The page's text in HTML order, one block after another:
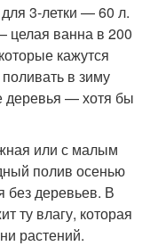
3-летки — 60 л.
целая ванна в 200
кажутся
в зиму
деревья — хотя бы
или с малым
полив осенью
без деревьев. В
ту влагу, которая
растений.